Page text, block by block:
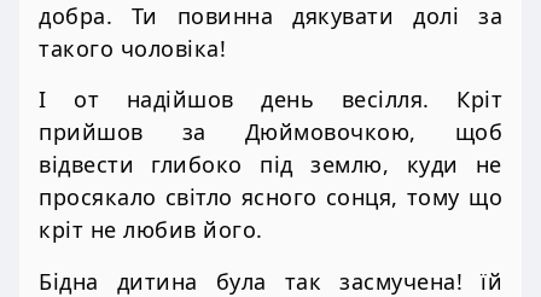
добра. Ти повинна дякувати долі за
такого чоловіка!
І от надійшов день весілля. Кріт
прийшов за Дюймовочкою, щоб
відвести глибоко під землю, куди не
просякало світло ясного сонця, тому що
кріт не любив його.
Бідна дитина була так засмучена! їй